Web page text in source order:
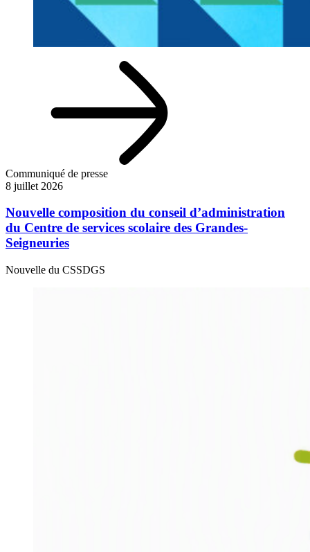
Communiqué de presse
8 juillet 2026
Nouvelle composition du conseil d’administration
du Centre de services scolaire des Grandes-
Seigneuries
Nouvelle du CSSDGS